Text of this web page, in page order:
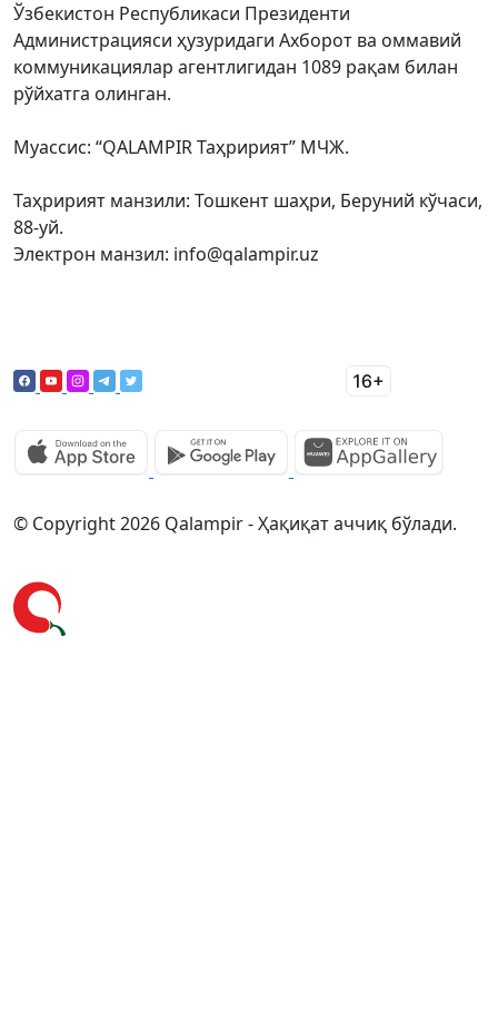
Ўзбекистон Республикаси Президенти
Администрацияси ҳузуридаги Ахборот ва оммавий
коммуникациялар агентлигидан 1089 рақам билан
рўйхатга олинган.
Муассис: “QALAMPIR Таҳририят” МЧЖ.
Таҳририят манзили: Тошкент шаҳри, Беруний кўчаси,
88-уй.
Электрон манзил: info@qalampir.uz
© Copyright 2026 Qalampir - Ҳақиқат аччиқ бўлади.